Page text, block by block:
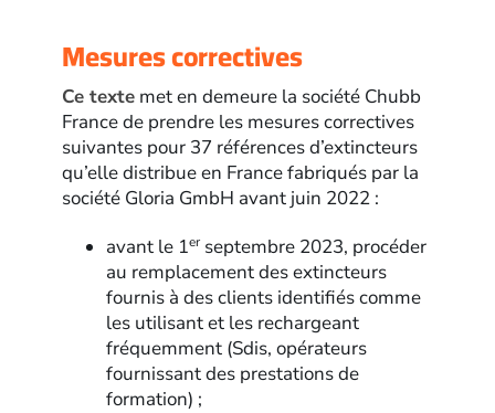
Mesures correctives
Ce texte met en demeure la société Chubb
France de prendre les mesures correctives
suivantes pour 37 références d’extincteurs
qu’elle distribue en France fabriqués par la
société Gloria GmbH avant juin 2022 :
avant le 1er septembre 2023, procéder
au remplacement des extincteurs
fournis à des clients identifiés comme
les utilisant et les rechargeant
fréquemment (Sdis, opérateurs
fournissant des prestations de
formation) ;